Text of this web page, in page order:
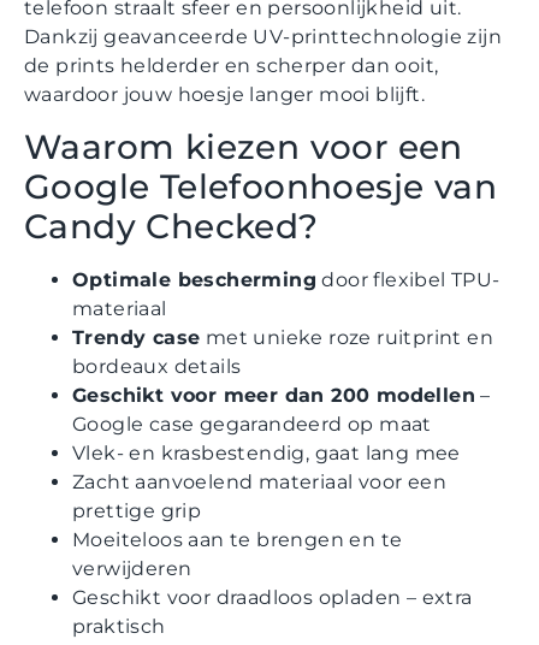
telefoon straalt sfeer en persoonlijkheid uit.
Dankzij geavanceerde UV-printtechnologie zijn
de prints helderder en scherper dan ooit,
waardoor jouw hoesje langer mooi blijft.
Waarom kiezen voor een
Google Telefoonhoesje van
Candy Checked?
Optimale bescherming door flexibel TPU-
materiaal
Trendy case met unieke roze ruitprint en
bordeaux details
Geschikt voor meer dan 200 modellen –
Google case gegarandeerd op maat
Vlek- en krasbestendig, gaat lang mee
Zacht aanvoelend materiaal voor een
prettige grip
Moeiteloos aan te brengen en te
verwijderen
Geschikt voor draadloos opladen – extra
praktisch